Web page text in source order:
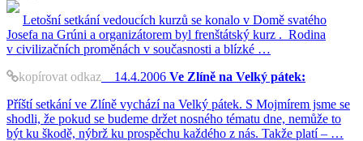
Letošní setkání vedoucích kurzů se konalo v Domě svatého
Josefa na Grúni a organizátorem byl frenštátský kurz . Rodina
v civilizačních proměnách v současnosti a blízké …
kopírovat odkaz 14.4.2006 Ve Zlíně na Velký pátek:
Příští setkání ve Zlíně vychází na Velký pátek. S Mojmírem jsme se
shodli, že pokud se budeme držet nosného tématu dne, nemůže to
být ku škodě, nýbrž ku prospěchu každého z nás. Takže platí – …